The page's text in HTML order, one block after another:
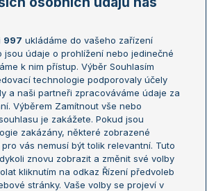
Australian Open
French Open
Wimbledon
US Open
Turnaj mistrů
Turnaj mistryň
997 ukládáme do vašeho zařízení
jsou údaje o prohlížení nebo jedinečné
k nim přístup. Výběr Souhlasím
technologie podporovaly účely
a naši partneři zpracováváme údaje za
Výběrem Zamítnout vše nebo
je zakážete. Pokud jsou
zakázány, některé zobrazené
vás nemusí být tolik relevantní. Tuto
znovu zobrazit a změnit své volby
kliknutím na odkaz Řízení předvoleb
stránky. Vaše volby se projeví v